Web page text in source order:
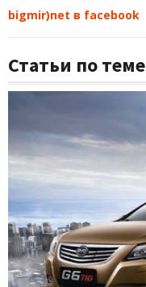
bigmir)net в facebook
Статьи по теме